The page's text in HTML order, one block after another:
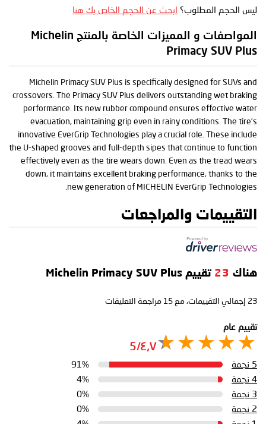
ليس الحجم المطلوب؟ ابحث عن الحجم الخاص بك هنا
المواصفات و المميزات الخاصة بالمنتج Michelin
Primacy SUV Plus
Michelin Primacy SUV Plus is specifically designed for SUVs and
crossovers. The Primacy SUV Plus delivers outstanding wet braking
performance. Its new rubber compound ensures effective water
evacuation, maintaining grip even in rainy conditions. The tire’s
innovative EverGrip Technologies play a crucial role. These include
the U-shaped grooves and full-depth sipes that continue to function
effectively even as the tire wears down. Even as the tread wears
down, it maintains excellent braking performance, thanks to the
new generation of MICHELIN EverGrip Technologies.
التقييمات والمراجعات
هناك 23 تقييم Michelin Primacy SUV Plus
23 إجمالي التقييمات، مع 15 مراجعة التعليقات
تقييم عام
٤٫٧/5
5 نجمة
91%
4 نجمة
4%
3 نجمة
0%
2 نجمة
0%